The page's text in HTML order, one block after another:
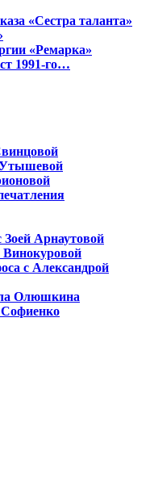
«Сестра таланта»
«Ремарка»
1991-го…
Утышевой
Арнаутовой
Винокуровой
с Александрой
Олюшкина
Софиенко